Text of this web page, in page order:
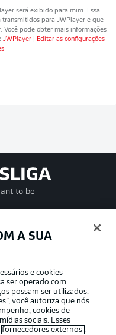
será exibido para mim. Essa
transmitidos para JWPlayere que
. Você pode obter mais informações
JWPlayer
Editar as configurações
to be
A SUA
e cookies
ser operado com
possam ser utilizados.
você autoriza que nós
cookies de
sociais. Esses
fornecedores externos .